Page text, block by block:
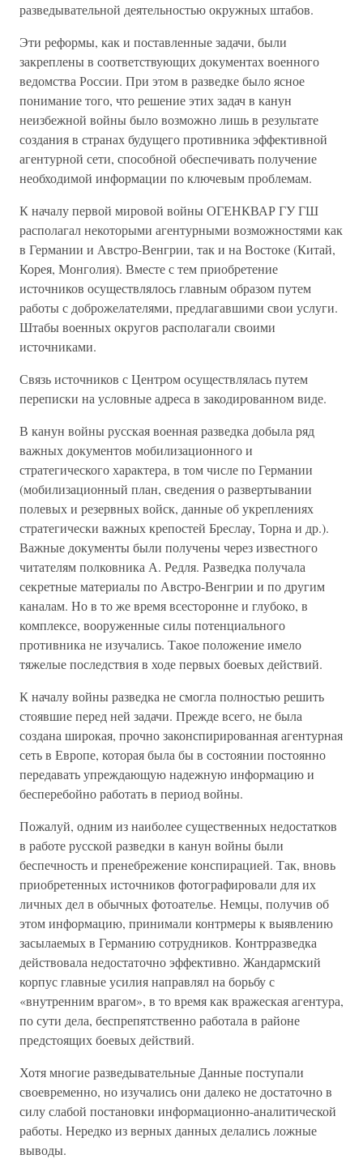
разведывательной деятельностью окружных штабов.
Эти реформы, как и поставленные задачи, были
закреплены в соответствующих документах военного
ведомства России. При этом в разведке было ясное
понимание того, что решение этих задач в канун
неизбежной войны было возможно лишь в результате
создания в странах будущего противника эффективной
агентурной сети, способной обеспечивать получение
необходимой информации по ключевым проблемам.
К началу первой мировой войны ОГЕНКВАР ГУ ГШ
располагал некоторыми агентурными возможностями как
в Германии и Австро-Венгрии, так и на Востоке (Китай,
Корея, Монголия). Вместе с тем приобретение
источников осуществлялось главным образом путем
работы с доброжелателями, предлагавшими свои услуги.
Штабы военных округов располагали своими
источниками.
Связь источников с Центром осуществлялась путем
переписки на условные адреса в закодированном виде.
В канун войны русская военная разведка добыла ряд
важных документов мобилизационного и
стратегического характера, в том числе по Германии
(мобилизационный план, сведения о развертывании
полевых и резервных войск, данные об укреплениях
стратегически важных крепостей Бреслау, Торна и др.).
Важные документы были получены через известного
читателям полковника А. Редля. Разведка получала
секретные материалы по Австро-Венгрии и по другим
каналам. Но в то же время всесторонне и глубоко, в
комплексе, вооруженные силы потенциального
противника не изучались. Такое положение имело
тяжелые последствия в ходе первых боевых действий.
К началу войны разведка не смогла полностью решить
стоявшие перед ней задачи. Прежде всего, не была
создана широкая, прочно законспирированная агентурная
сеть в Европе, которая была бы в состоянии постоянно
передавать упреждающую надежную информацию и
бесперебойно работать в период войны.
Пожалуй, одним из наиболее существенных недостатков
в работе русской разведки в канун войны были
беспечность и пренебрежение конспирацией. Так, вновь
приобретенных источников фотографировали для их
личных дел в обычных фотоателье. Немцы, получив об
этом информацию, принимали контрмеры к выявлению
засылаемых в Германию сотрудников. Контрразведка
действовала недостаточно эффективно. Жандармский
корпус главные усилия направлял на борьбу с
«внутренним врагом», в то время как вражеская агентура,
по сути дела, беспрепятственно работала в районе
предстоящих боевых действий.
Хотя многие разведывательные Данные поступали
своевременно, но изучались они далеко не достаточно в
силу слабой постановки информационно-аналитической
работы. Нередко из верных данных делались ложные
выводы.